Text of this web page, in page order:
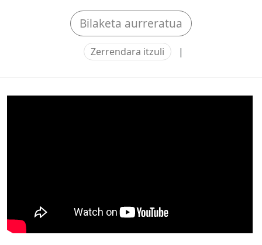
Bilaketa aurreratua
Zerrendara itzuli |